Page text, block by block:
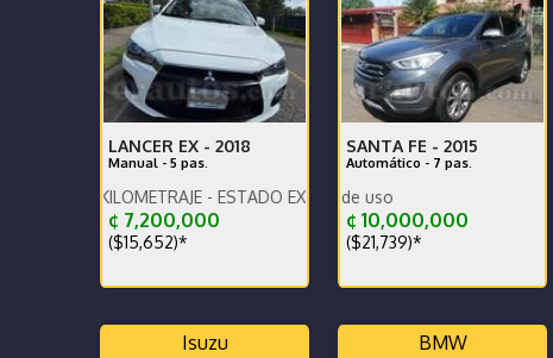
LANCER EX - 2018
Manual - 5 pas.
KILOMETRAJE - ESTADO EXCELENTE -
¢ 7,200,000
($15,652)*
SANTA FE - 2015
Automático - 7 pas.
Se
¢ 10,000,000
($21,739)*
Se encuentra en San
Isuzu BMW